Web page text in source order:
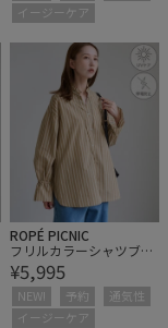
イージーケア
ROPÉ PICNIC
フリルカラーシャツブラ
ウス/UVケア・イージー
ケア・リンクコーデ
¥5,995
NEW! 予約
通気性
イージーケア